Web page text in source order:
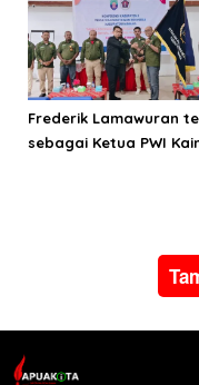
Frederik Lamawuran
sebagai Ketua PWI